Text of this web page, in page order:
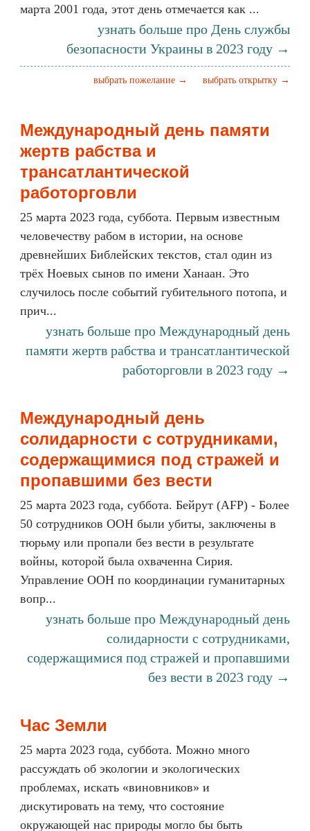
марта 2001 года, этот день отмечается как ...
узнать больше про День службы
безопасности Украины в 2023 году →
выбрать открытку →
выбрать пожелание →
Международный день памяти
жертв рабства и
трансатлантической
работорговли
25 марта 2023 года, суббота. Первым известным
человечеству рабом в истории, на основе
древнейших Библейских текстов, стал один из
трёх Ноевых сынов по имени Ханаан. Это
случилось после событий губительного потопа, и
прич...
узнать больше про Международный день
памяти жертв рабства и трансатлантической
работорговли в 2023 году →
Международный день
солидарности с сотрудниками,
содержащимися под стражей и
пропавшими без вести
25 марта 2023 года, суббота. Бейрут (AFP) - Более
50 сотрудников ООН были убиты, заключены в
тюрьму или пропали без вести в результате
войны, которой была охваченна Сирия.
Управление ООН по координации гуманитарных
вопр...
узнать больше про Международный день
солидарности с сотрудниками,
содержащимися под стражей и пропавшими
без вести в 2023 году →
Час Земли
25 марта 2023 года, суббота. Можно много
рассуждать об экологии и экологических
проблемах, искать «виновников» и
дискутировать на тему, что состояние
окружающей нас природы могло бы быть